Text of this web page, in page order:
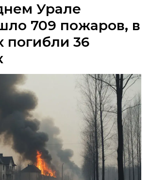
Урале
709 пожаров, в
погибли 36